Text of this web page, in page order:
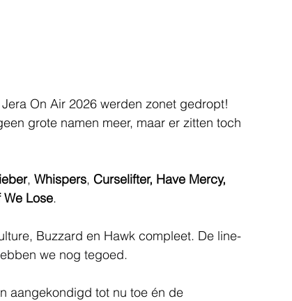
On Air 2026 werden zonet gedropt!
grote namen meer, maar er zitten toch
, Whispers, Curselifter, Have Mercy,
We Lose.
Buzzard en Hawk compleet. De line-
we nog tegoed.
aangekondigd tot nu toe én de